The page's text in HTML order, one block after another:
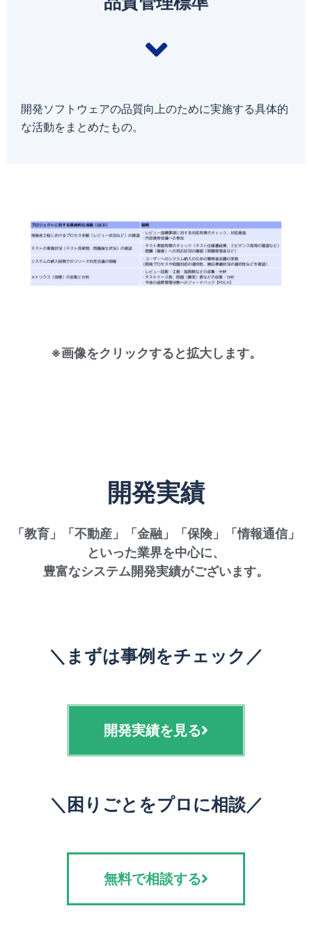
開発ソフトウェアの品質向上のために実施する具体的
な活動をまとめたもの。
※画像をクリックすると拡大します。
開発実績
「教育」「不動産」「金融」「保険」「情報通信」
といった業界を中心に、
豊富なシステム開発実績がございます。
＼まずは事例をチェック／
開発実績を見る
＼困りごとをプロに相談／
無料で相談する